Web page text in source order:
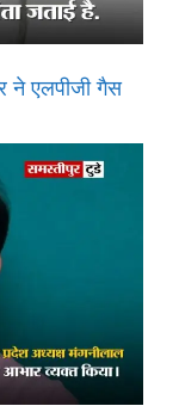
ने एलपीजी गैस